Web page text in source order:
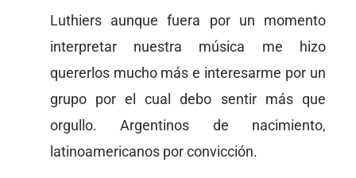
Luthiers aunque fuera por un momento
interpretar nuestra música me hizo
quererlos mucho más e interesarme por un
grupo por el cual debo sentir más que
orgullo. Argentinos de nacimiento,
latinoamericanos por convicción.